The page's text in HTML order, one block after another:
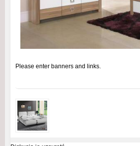
Please enter banners and links.